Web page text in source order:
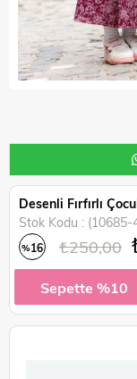
Desenli Fırfırlı
Stok Kodu
(10685-
%16 ₺250,00
Sepette %10